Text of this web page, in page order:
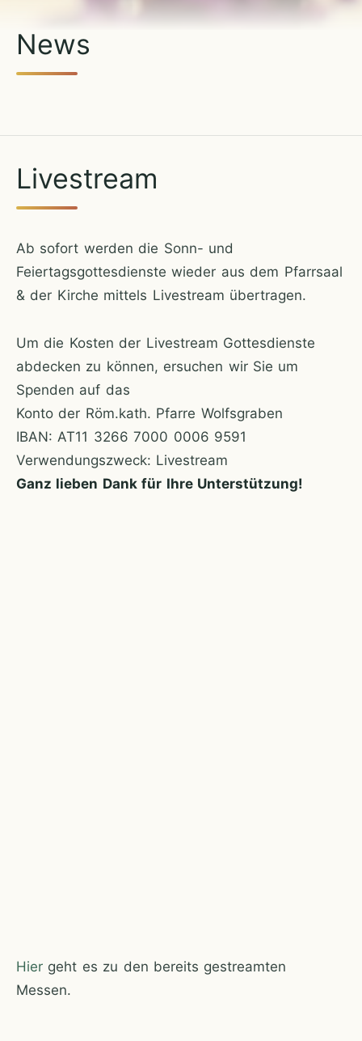
News
Live­stream
Ab sofort werden die Sonn- und
Feiertagsgottesdienste wieder aus dem Pfarrsaal
& der Kirche mittels Livestream übertragen.
Um die Kosten der Livestream Gottesdienste
abdecken zu können, ersuchen wir Sie um
Spenden auf das
Konto der Röm.kath. Pfarre Wolfsgraben
IBAN: AT11 3266 7000 0006 9591
Verwendungszweck: Livestream
Ganz lieben Dank für Ihre Unterstützung!
Hier geht es zu den bereits gestreamten
Messen.